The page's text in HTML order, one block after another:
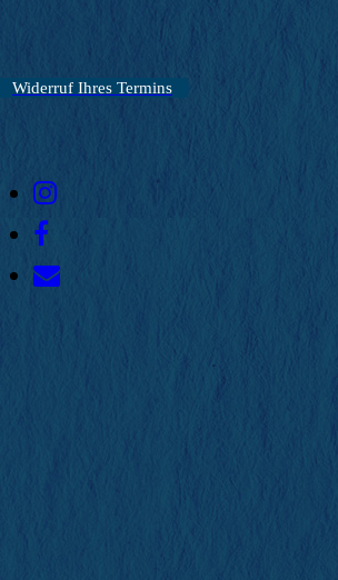
Widerruf Ihres Termins